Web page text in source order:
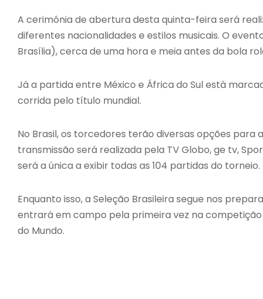
A cerimônia de abertura desta quinta-feira será
diferentes nacionalidades e estilos musicais. O
Brasília), cerca de uma hora e meia antes da bola
Já a partida entre México e África do Sul está
corrida pelo título mundial.
No Brasil, os torcedores terão diversas opções
transmissão será realizada pela TV Globo, ge tv,
será a única a exibir todas as 104 partidas do torneio.
Enquanto isso, a Seleção Brasileira segue nos
entrará em campo pela primeira vez na competição
do Mundo.